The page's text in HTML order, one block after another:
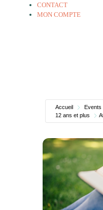
CONTACT
MON COMPTE
Accueil
12 ans et plus